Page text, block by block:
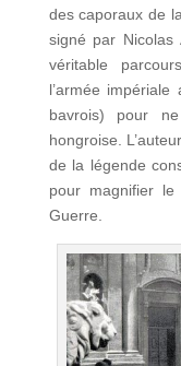
des caporaux de
signé par Nicolas
véritable
l’armée
bavrois) pour
hongroise.
de la légende
pour magnifier
Guerre.